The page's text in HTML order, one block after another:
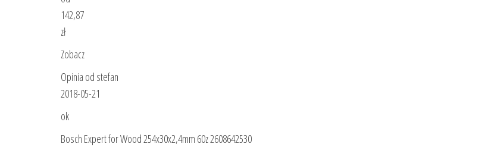
142,87
zł
Zobacz
Opinia od stefan
2018-05-21
ok
Bosch Expert for Wood 254x30x2,4mm 60z 2608642530